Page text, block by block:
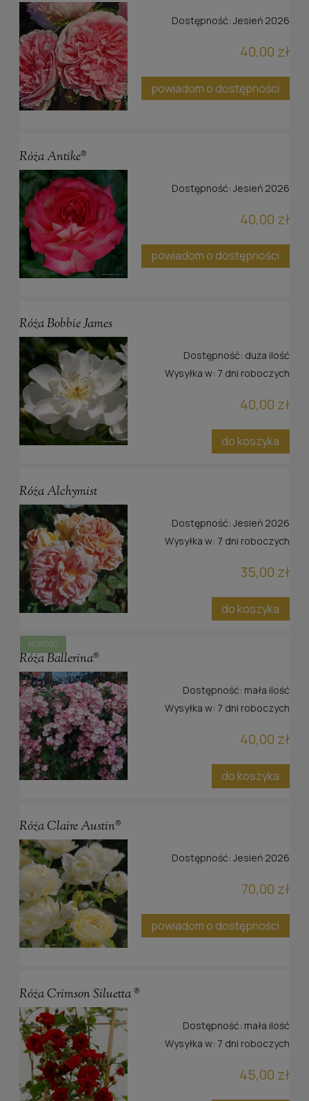
Dostępność: Jesień 2026
40,00 zł
powiadom o dostępności
Róża Antike®
Dostępność: Jesień 2026
40,00 zł
powiadom o dostępności
Róża Bobbie James
Dostępność: duża ilość
Wysyłka w: 7 dni roboczych
40,00 zł
do koszyka
Róża Alchymist
Dostępność: Jesień 2026
Wysyłka w: 7 dni roboczych
35,00 zł
do koszyka
Róża Ballerina®
Dostępność: mała ilość
Wysyłka w: 7 dni roboczych
40,00 zł
do koszyka
NOWOŚĆ
Róża Claire Austin®
Dostępność: Jesień 2026
70,00 zł
powiadom o dostępności
Róża Crimson Siluetta ®
Dostępność: mała ilość
Wysyłka w: 7 dni roboczych
45,00 zł